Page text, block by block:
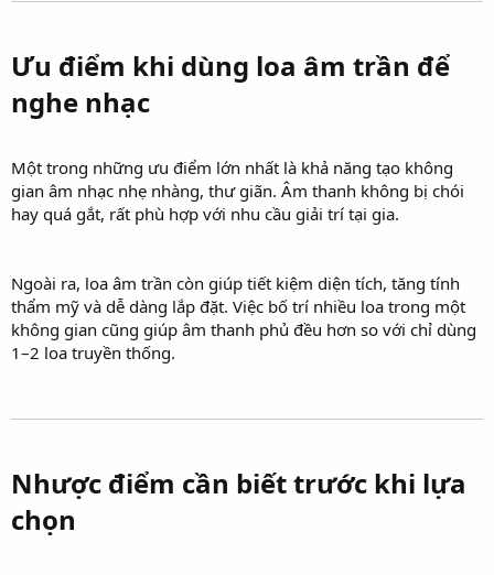
Ưu điểm khi dùng loa âm trần để
nghe nhạc​
Một trong những ưu điểm lớn nhất là khả năng tạo không
gian âm nhạc nhẹ nhàng, thư giãn. Âm thanh không bị chói
hay quá gắt, rất phù hợp với nhu cầu giải trí tại gia.
Ngoài ra, loa âm trần còn giúp tiết kiệm diện tích, tăng tính
thẩm mỹ và dễ dàng lắp đặt. Việc bố trí nhiều loa trong một
không gian cũng giúp âm thanh phủ đều hơn so với chỉ dùng
1–2 loa truyền thống.
Nhược điểm cần biết trước khi lựa
chọn​